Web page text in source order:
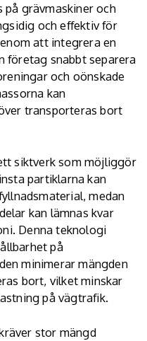
på grävmaskiner och
och effektiv för
att integrera en
företag snabbt separera
och oönskade
kan
transporteras bort
siktverk som möjliggör
partiklarna kan
medan
kan lämnas kvar
Denna teknologi
på
minimerar mängden
bort, vilket minskar
på vägtrafik.
stor mängd